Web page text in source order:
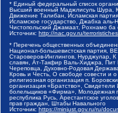
* Единый федеральный список
Высший военный Маджлисуль Шура,
Движение Талибан, Исламская
Исламское государство, Джабха
Чистопольский Джамаат, Рохнамо
Источник: http://nac.gov.ru/
* Перечень общественных
Национал-большевистская партия,
Староверов-Инглингов, Нурджулар,
славян, Ат-Такфир Валь-Хиджра, Пит
Череповца, Духовно-Родовая
Кровь и Честь, О свободе совести и
религиозная организация п.
организация «Братство»,
болельщиков «Фирма», Молодежная
республика Русь, Арестантское
прав граждан, Штабы Навального
Источник: https://minjust.gov.ru/ru/